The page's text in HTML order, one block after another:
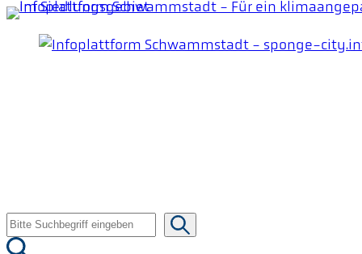
Zum
Inhalt
Suche
nach: